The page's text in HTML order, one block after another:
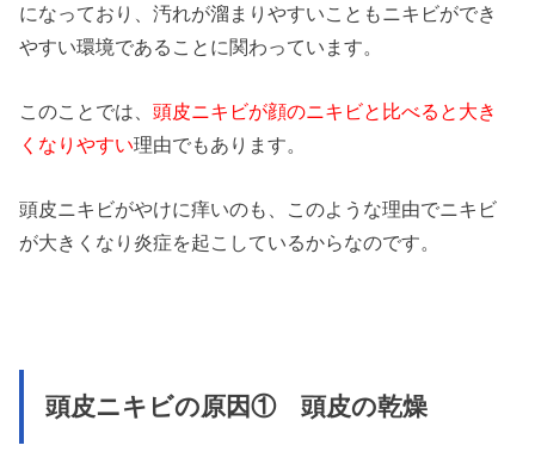
になっており、汚れが溜まりやすいこともニキビができ
やすい環境であることに関わっています。
このことでは、頭皮ニキビが顔のニキビと比べると大き
くなりやすい理由でもあります。
頭皮ニキビがやけに痒いのも、このような理由でニキビ
が大きくなり炎症を起こしているからなのです。
頭皮ニキビの原因① 頭皮の乾燥